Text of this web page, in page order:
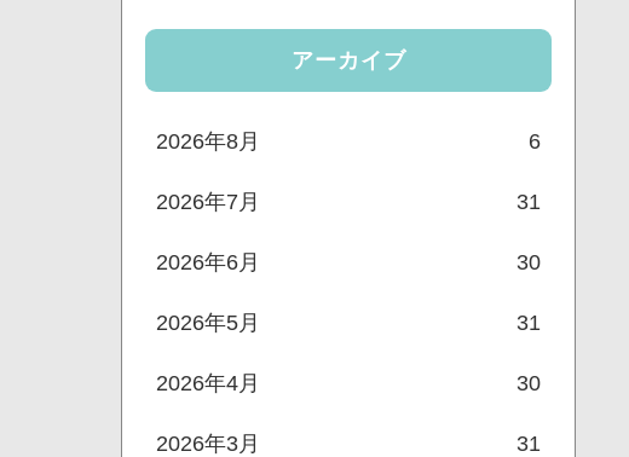
アーカイブ
2026年8月 6
2026年7月 31
2026年6月 30
2026年5月 31
2026年4月 30
2026年3月 31